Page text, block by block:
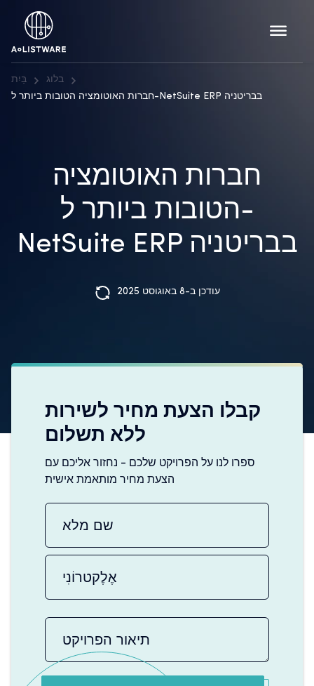
בַּיִת
בלוג
חברות האוטומציה הטובות ביותר ל-NetSuite ERP בבריטניה
חברות האוטומציה
הטובות ביותר ל-
NetSuite ERP בבריטניה
עודכן ב-8 באוגוסט 2025
קבלו הצעת מחיר לשירות
ללא תשלום
ספרו לנו על הפרויקט שלכם - נחזור אליכם עם
הצעת מחיר מותאמת אישית